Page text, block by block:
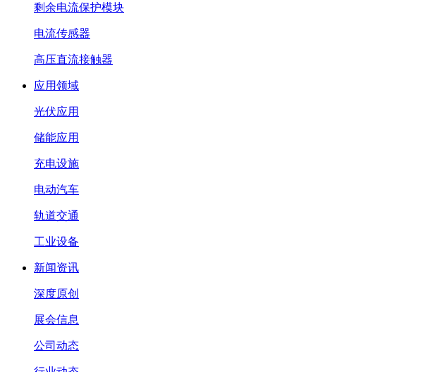
剩余电流保护模块
电流传感器
高压直流接触器
应用领域
光伏应用
储能应用
充电设施
电动汽车
轨道交通
工业设备
新闻资讯
深度原创
展会信息
公司动态